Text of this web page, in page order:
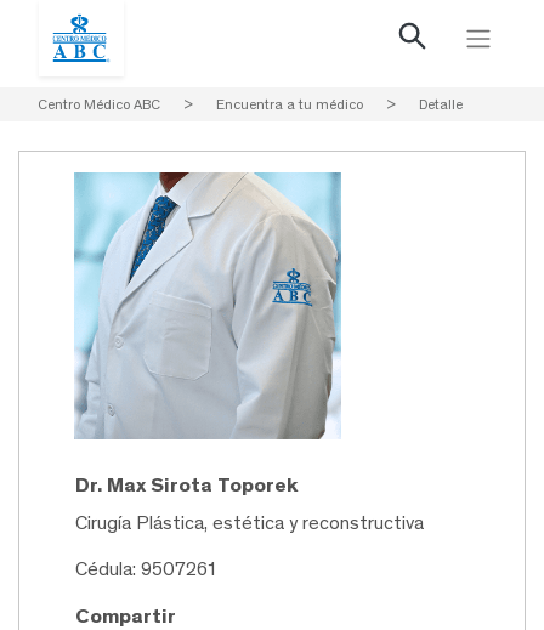
Centro Médico ABC > Encuentra a tu médico > Detalle
Dr. Max Sirota Toporek
Cirugía Plástica, estética y reconstructiva
Cédula: 9507261
Compartir